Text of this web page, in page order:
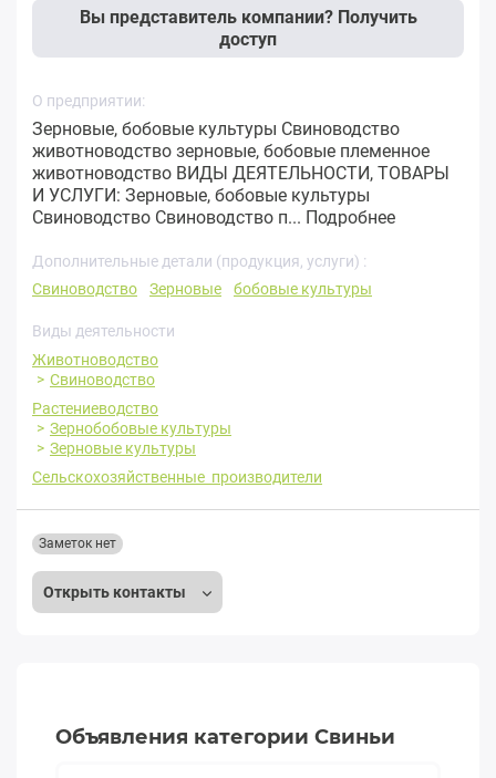
Вы представитель компании? Получить
доступ
О предприятии:
Зерновые, бобовые культуры Свиноводство
животноводство зерновые, бобовые племенное
животноводство ВИДЫ ДЕЯТЕЛЬНОСТИ, ТОВАРЫ
И УСЛУГИ: Зерновые, бобовые культуры
Свиноводство Свиноводство п... Подробнее
Дополнительные детали (продукция, услуги) :
Свиноводство
Зерновые бобовые культуры
Виды деятельности
Животноводство
Свиноводство
Растениеводство
Зернобобовые культуры
Зерновые культуры
Сельскохозяйственные производители
Открыть контакты
Заметок нет
Объявления категории Свиньи